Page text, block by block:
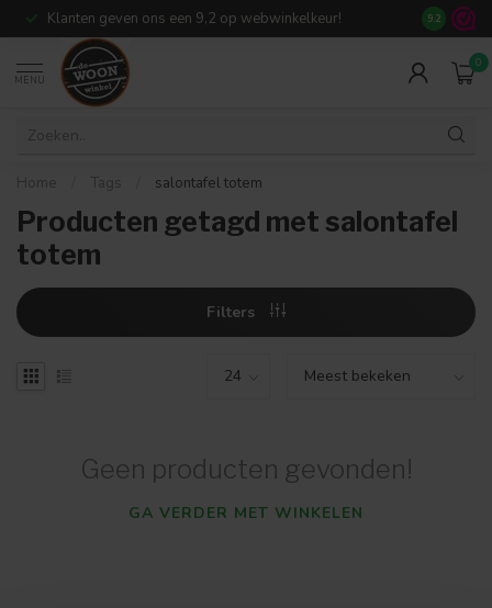
Klanten geven ons een 9,2 op webwinkelkeur! Meer dan
9.2
MENU
0
Home Tags salontafel totem
Producten getagd met salontafel
totem
Filters
Geen producten gevonden!
GA VERDER MET WINKELEN